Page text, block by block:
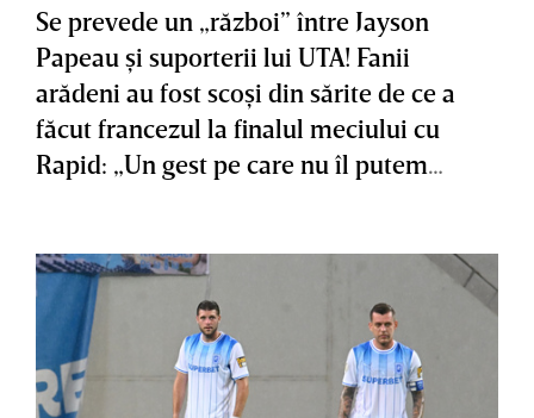
Se prevede un „război” între Jayson
Papeau şi suporterii lui UTA! Fanii
arădeni au fost scoşi din sărite de ce a
făcut francezul la finalul meciului cu
Rapid: „Un gest pe care nu îl putem